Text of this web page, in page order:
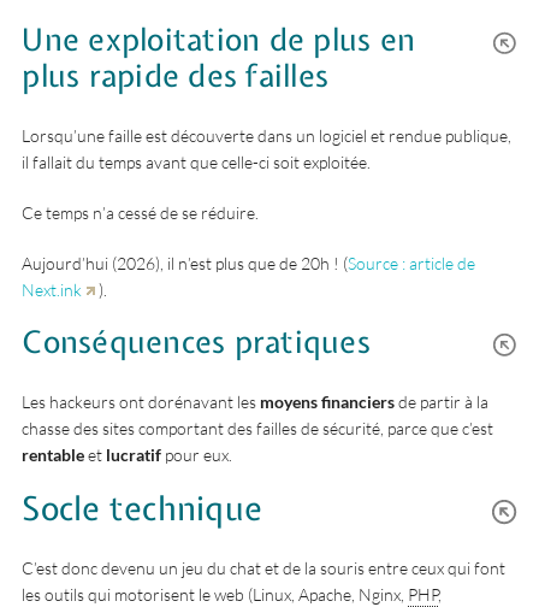
Une exploitation de plus en
plus rapide des failles
Lorsqu’une faille est découverte dans un logiciel et rendue publique,
il fallait du temps avant que celle-ci soit exploitée.
Ce temps n’a cessé de se réduire.
Aujourd’hui (2026), il n’est plus que de 20h ! (Source : article de
Next.ink
).
Conséquences pratiques
Les hackeurs ont dorénavant les moyens financiersde partir à la
chasse des sites comportant des failles de sécurité, parce que c’est
rentableet lucratif pour eux.
Socle technique
C’est donc devenu un jeu du chat et de la souris entre ceux qui font
les outils qui motorisent le web (Linux, Apache, Nginx, PHP,